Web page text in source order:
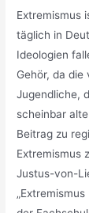
Extremismus
täglich in
Ideologien
Gehör, da
Jugendliche,
scheinbar
Beitrag zu
Extremismus
Justus-von-